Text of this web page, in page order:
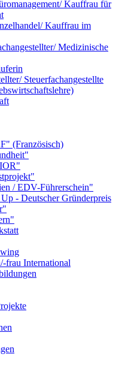
Kauffrau für
Kauffrau im
Medizinische
Steuerfachangestellte
(Französisch)
/ EDV-Führerschein"
- Deutscher Gründerpreis
frau International